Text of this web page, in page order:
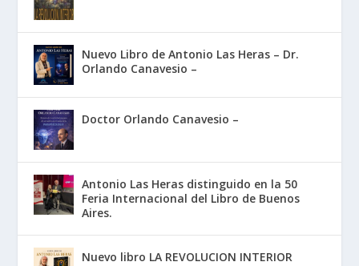
Nuevo Libro de Antonio Las Heras – Dr.
Orlando Canavesio –
Doctor Orlando Canavesio –
Antonio Las Heras distinguido en la 50
Feria Internacional del Libro de Buenos
Aires.
Nuevo libro LA REVOLUCION INTERIOR